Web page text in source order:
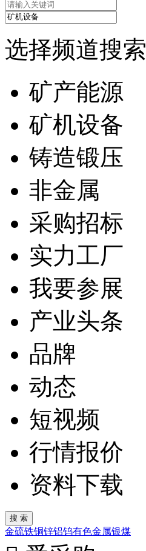
选择频道搜索
矿产能源
矿机设备
铸造锻压
非金属
采购招标
实力工厂
我要参展
产业头条
品牌
动态
短视频
行情报价
资料下载
金硫铁铜锌铝钨有色金属银煤